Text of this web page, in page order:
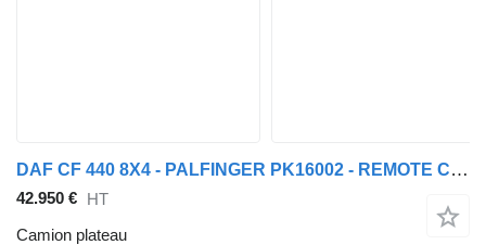
DAF CF 440 8X4 - PALFINGER PK16002 - REMOTE CONTROL
42.950 € HT
Camion plateau